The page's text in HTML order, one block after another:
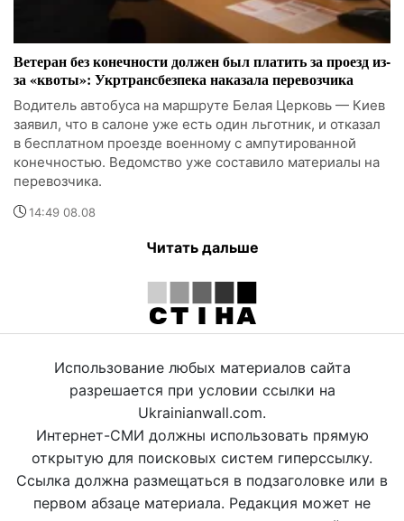
Ветеран без конечности должен был платить за проезд из-
за «квоты»: Укртрансбезпека наказала перевозчика
Водитель автобуса на маршруте Белая Церковь — Киев
заявил, что в салоне уже есть один льготник, и отказал
в бесплатном проезде военному с ампутированной
конечностью. Ведомство уже составило материалы на
перевозчика.
14:49 08.08
Читать дальше
Использование любых материалов сайта
разрешается при условии ссылки на
Ukrainianwall.com.
Интернет-СМИ должны использовать прямую
открытую для поисковых систем гиперссылку.
Ссылка должна размещаться в подзаголовке или в
первом абзаце материала. Редакция может не